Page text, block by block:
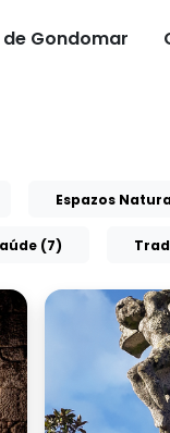
de Gondomar
Espazos
(7)